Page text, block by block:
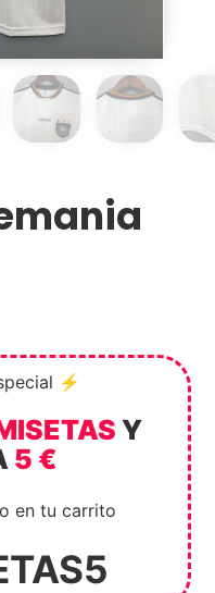
⚡
Y
5 €
en tu carrito